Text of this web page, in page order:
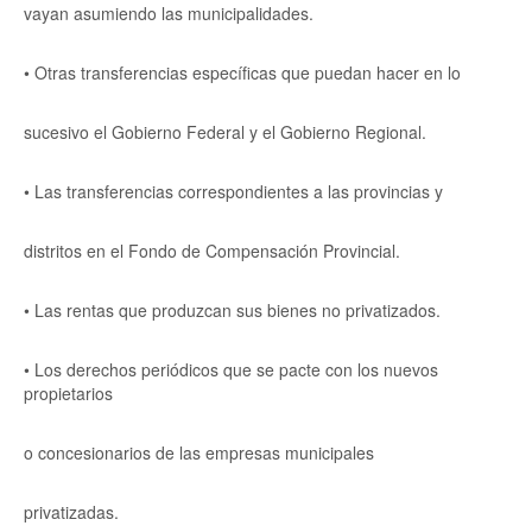
vayan asumiendo las municipalidades.
• Otras transferencias específicas que puedan hacer en lo
sucesivo el Gobierno Federal y el Gobierno Regional.
• Las transferencias correspondientes a las provincias y
distritos en el Fondo de Compensación Provincial.
• Las rentas que produzcan sus bienes no privatizados.
• Los derechos periódicos que se pacte con los nuevos
propietarios
o concesionarios de las empresas municipales
privatizadas.